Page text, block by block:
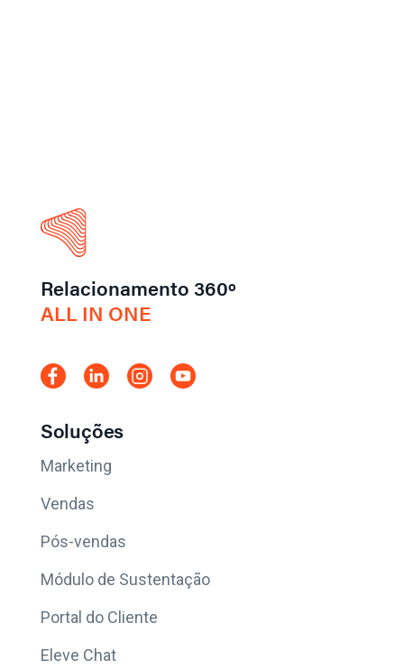
Relacionamento 360º
ALL IN ONE
Soluções
Marketing
Vendas
Pós-vendas
Módulo de Sustentação
Portal do Cliente
Eleve Chat